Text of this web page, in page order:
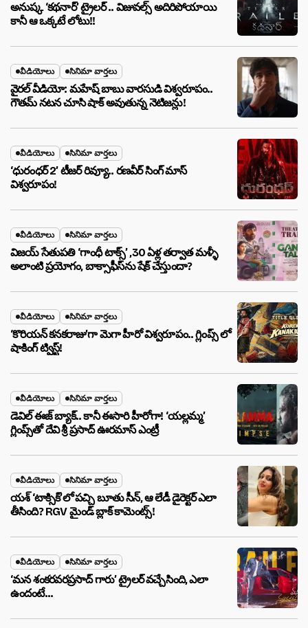
అనుష్క ‘కథనార్’ ట్రైలర్ .. విజువల్స్ అదిరిపోయాయి
కానీ ఆ ఒక్కటే లోటు!!
వీడియోలు సినిమా వార్తలు
వైరల్ వీడియో: మహేష్ బాబు వారసుడి విశ్వరూపం..
గౌతమ్ నటన చూసి షాక్ అవుతున్న నెటిజన్లు!
వీడియోలు సినిమా వార్తలు
‘ధురంధర్ 2’ టీజర్ రివ్యూ.. రణవీర్ సింగ్ మాస్
విశ్వరూపం!
వీడియోలు సినిమా వార్తలు
విజయ్ సేతుపతి ‘గాంధీ టాక్స్’ ,30 ఏళ్ల తర్వాత మళ్ళీ
అలాంటి ప్రయోగం, బాక్సాఫీస్‌ను షేక్ చేస్తుందా?
వీడియోలు సినిమా వార్తలు
‘కొరియన్ కనకరాజు’గా మెగా హీరో విశ్వరూపం.. గ్లింప్స్ లో
షాకింగ్ ట్విస్ట్!
వీడియోలు సినిమా వార్తలు
డెవిల్ ఈజ్ బ్యాక్.. కానీ ఈసారి హీరోగా! ‘యల్లమ్మ’
గ్లింప్స్‌తో దేవి శ్రీ ప్రసాద్ ఊరమాస్ ఎంట్రీ
వీడియోలు సినిమా వార్తలు
యశ్ ‘టాక్సిక్’లో పచ్చి బూతు సీన్, ఆ లేడీ డైరెక్టర్ ఎలా
తీసింది? RGV మైండ్ బ్లాక్ కామెంట్స్!
వీడియోలు సినిమా వార్తలు
‘మన శంకరవరప్రసాద్ గారు’ ట్రైలర్ వచ్చేసింది, ఎలా
ఉందంటే…